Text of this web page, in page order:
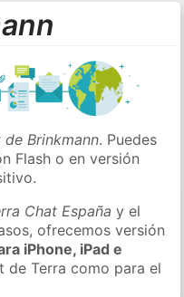
de Brinkmann. Puedes
Flash o en versión
Chat España y el
ofrecemos versión
iPhone, iPad e
de Terra como para el